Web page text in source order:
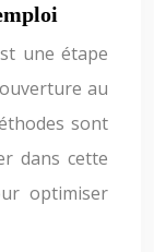
une étape
au
sont
dans cette
optimiser